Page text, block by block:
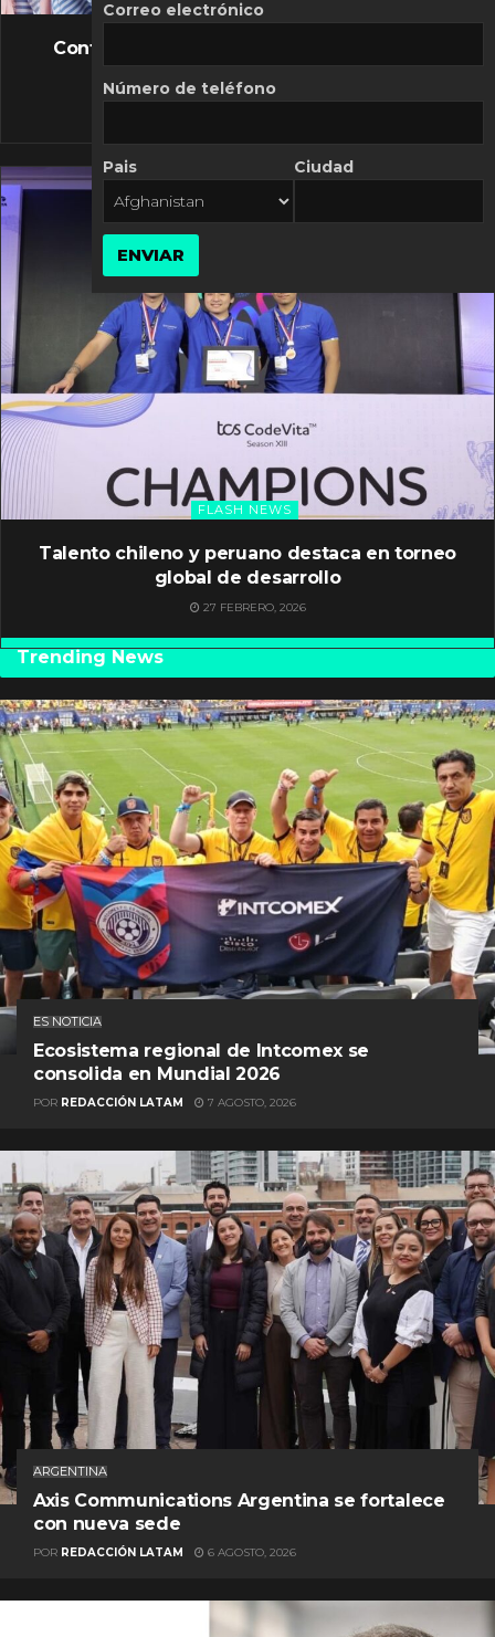
FLASH NEWS
Controversia de Mercado Libre por costos
10 MARZO, 2026
FLASH NEWS
Talento chileno y peruano destaca en torneo
global de desarrollo
27 FEBRERO, 2026
Trending News
ES NOTICIA
Ecosistema regional de Intcomex se
consolida en Mundial 2026
POR REDACCIÓN LATAM 7 AGOSTO, 2026
ARGENTINA
Axis Communications Argentina se fortalece
con nueva sede
POR REDACCIÓN LATAM 6 AGOSTO, 2026
Correo electrónico
Número de teléfono
Pais Ciudad
ENVIAR